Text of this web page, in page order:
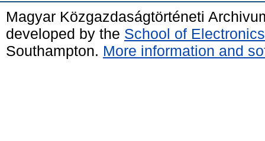
Magyar Közgazdaságtörténeti
developed by the School of
Southampton. More information and